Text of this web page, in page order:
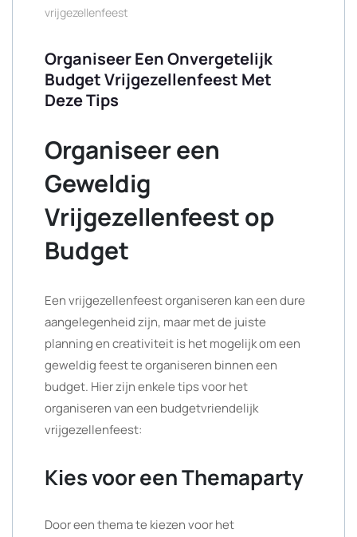
vrijgezellenfeest
Organiseer Een Onvergetelijk
Budget Vrijgezellenfeest Met
Deze Tips
Organiseer een
Geweldig
Vrijgezellenfeest op
Budget
Een vrijgezellenfeest organiseren kan een dure
aangelegenheid zijn, maar met de juiste
planning en creativiteit is het mogelijk om een
geweldig feest te organiseren binnen een
budget. Hier zijn enkele tips voor het
organiseren van een budgetvriendelijk
vrijgezellenfeest:
Kies voor een Themaparty
Door een thema te kiezen voor het